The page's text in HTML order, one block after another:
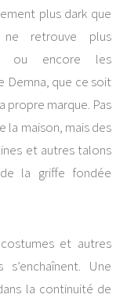
plus dark que
ne retrouve plus
ou encore les
Demna, que ce soit
propre marque. Pas
la maison, mais des
et autres talons
la griffe fondée
et autres
Une
la continuité de